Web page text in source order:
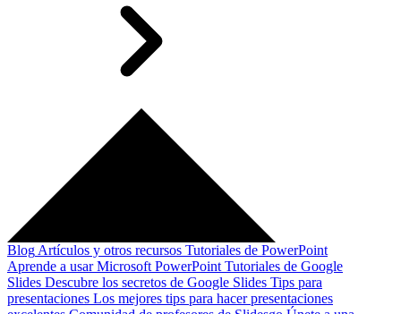
Blog Artículos y otros recursos Tutoriales de PowerPoint
Aprende a usar Microsoft PowerPoint Tutoriales de Google
Slides Descubre los secretos de Google Slides Tips para
presentaciones Los mejores tips para hacer presentaciones